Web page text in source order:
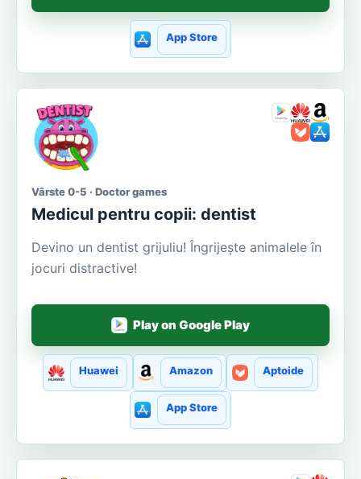
App Store
Vârste 0-5 · Doctor games
Medicul pentru copii: dentist
Devino un dentist grijuliu! Îngrijește animalele în
jocuri distractive!
Play on Google Play
Huawei Amazon Aptoide
App Store